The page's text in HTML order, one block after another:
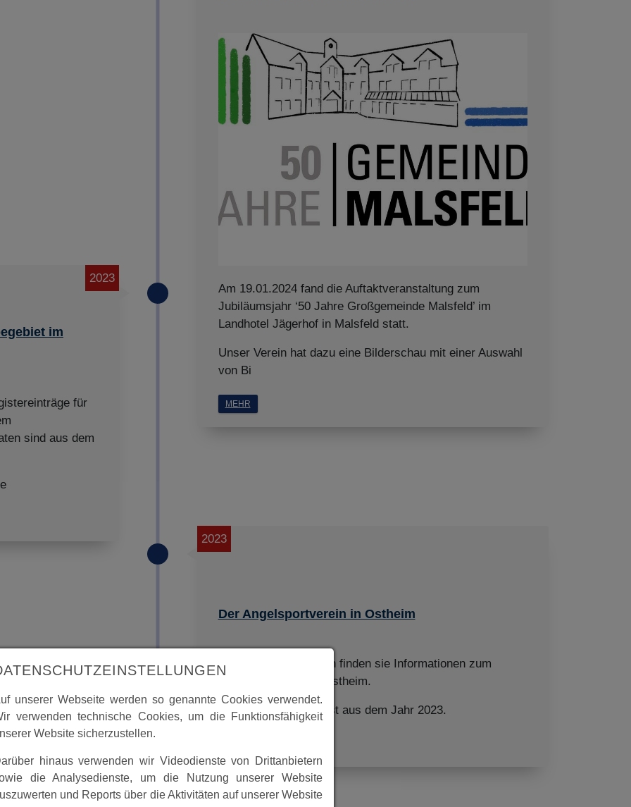
Am 19.01.2024 fand die Auftaktveranstaltung zum
Jubiläumsjahr ‘50 Jahre Großgemeinde Malsfeld’ im
Landhotel Jägerhof in Malsfeld statt.
Unser Verein hat dazu eine Bilderschau mit einer Auswahl
von Bi
MEHR
im
2023
für
sind aus dem
Der Angelsportverein in Ostheim
2023
In den anl. PF-Dateien finden sie Informationen zum
Angelsportverein in Ostheim.
Das Vereinsregister ist aus dem Jahr 2023.
2020
unserer Webseite werden so genannte Cookies verwendet.
verwenden technische Cookies, um die Funktionsfähigkeit
Website sicherzustellen.
hinaus verwenden wir Videodienste von Drittanbietern
die Analysedienste, um die Nutzung unserer Website
und Reports über die Aktivitäten auf unserer Website